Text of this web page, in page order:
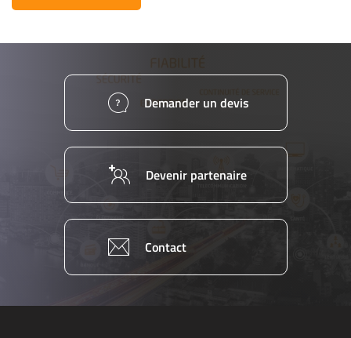
Demander un devis
Devenir partenaire
Contact